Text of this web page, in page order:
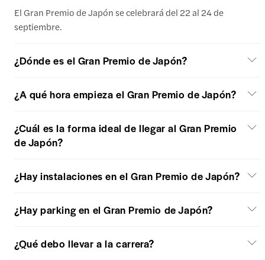
El Gran Premio de Japón se celebrará del 22 al 24 de
septiembre.
¿Dónde es el Gran Premio de Japón?
¿A qué hora empieza el Gran Premio de Japón?
¿Cuál es la forma ideal de llegar al Gran Premio
de Japón?
¿Hay instalaciones en el Gran Premio de Japón?
¿Hay parking en el Gran Premio de Japón?
¿Qué debo llevar a la carrera?